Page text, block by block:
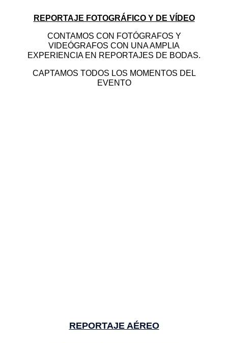
REPORTAJE FOTOGRÁFICO Y DE VÍDEO
CONTAMOS CON FOTÓGRAFOS Y
VIDEÓGRAFOS CON UNA AMPLIA
EXPERIENCIA EN REPORTAJES DE BODAS.
CAPTAMOS TODOS LOS MOMENTOS DEL
EVENTO
REPORTAJE AÉREO